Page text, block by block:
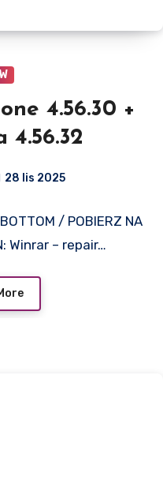
4.56.30 +
4.56.32
28 lis 2025
/ POBIERZ NA
Winrar – repair…